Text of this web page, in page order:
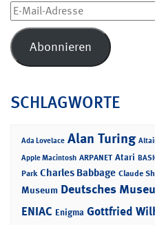
E-
Mail-
Adresse
Abonnieren
SCHLAGWORTE
Ada Lovelace Alan Turing
Apple Macintosh ARPANET Atari
Park Charles Babbage Claude
Museum Deutsches
ENIAC Enigma Gottfried